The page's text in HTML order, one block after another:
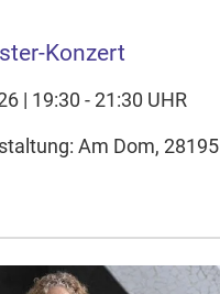
Konzert
| 19:30 - 21:30 UHR
Am Dom, 28195